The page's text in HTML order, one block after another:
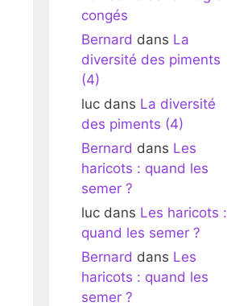
congés
Bernard dans La
diversité des piments
(4)
luc dans La diversité
des piments (4)
Bernard dans Les
haricots : quand les
semer ?
luc dans Les haricots :
quand les semer ?
Bernard dans Les
haricots : quand les
semer ?